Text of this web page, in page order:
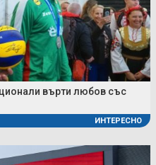
върти любов със
ИНТЕРЕСНО